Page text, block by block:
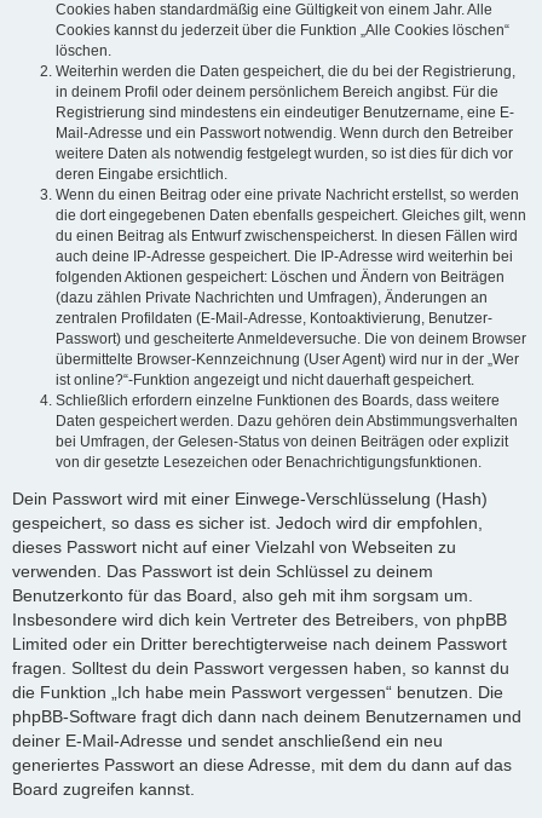
Cookies haben standardmäßig eine Gültigkeit von einem Jahr. Alle
Cookies kannst du jederzeit über die Funktion „Alle Cookies löschen“
löschen.
Weiterhin werden die Daten gespeichert, die du bei der Registrierung,
in deinem Profil oder deinem persönlichem Bereich angibst. Für die
Registrierung sind mindestens ein eindeutiger Benutzername, eine E-
Mail-Adresse und ein Passwort notwendig. Wenn durch den Betreiber
weitere Daten als notwendig festgelegt wurden, so ist dies für dich vor
deren Eingabe ersichtlich.
Wenn du einen Beitrag oder eine private Nachricht erstellst, so werden
die dort eingegebenen Daten ebenfalls gespeichert. Gleiches gilt, wenn
du einen Beitrag als Entwurf zwischenspeicherst. In diesen Fällen wird
auch deine IP-Adresse gespeichert. Die IP-Adresse wird weiterhin bei
folgenden Aktionen gespeichert: Löschen und Ändern von Beiträgen
(dazu zählen Private Nachrichten und Umfragen), Änderungen an
zentralen Profildaten (E-Mail-Adresse, Kontoaktivierung, Benutzer-
Passwort) und gescheiterte Anmeldeversuche. Die von deinem Browser
übermittelte Browser-Kennzeichnung (User Agent) wird nur in der „Wer
ist online?“-Funktion angezeigt und nicht dauerhaft gespeichert.
Schließlich erfordern einzelne Funktionen des Boards, dass weitere
Daten gespeichert werden. Dazu gehören dein Abstimmungsverhalten
bei Umfragen, der Gelesen-Status von deinen Beiträgen oder explizit
von dir gesetzte Lesezeichen oder Benachrichtigungsfunktionen.
Dein Passwort wird mit einer Einwege-Verschlüsselung (Hash)
gespeichert, so dass es sicher ist. Jedoch wird dir empfohlen,
dieses Passwort nicht auf einer Vielzahl von Webseiten zu
verwenden. Das Passwort ist dein Schlüssel zu deinem
Benutzerkonto für das Board, also geh mit ihm sorgsam um.
Insbesondere wird dich kein Vertreter des Betreibers, von phpBB
Limited oder ein Dritter berechtigterweise nach deinem Passwort
fragen. Solltest du dein Passwort vergessen haben, so kannst du
die Funktion „Ich habe mein Passwort vergessen“ benutzen. Die
phpBB-Software fragt dich dann nach deinem Benutzernamen und
deiner E-Mail-Adresse und sendet anschließend ein neu
generiertes Passwort an diese Adresse, mit dem du dann auf das
Board zugreifen kannst.